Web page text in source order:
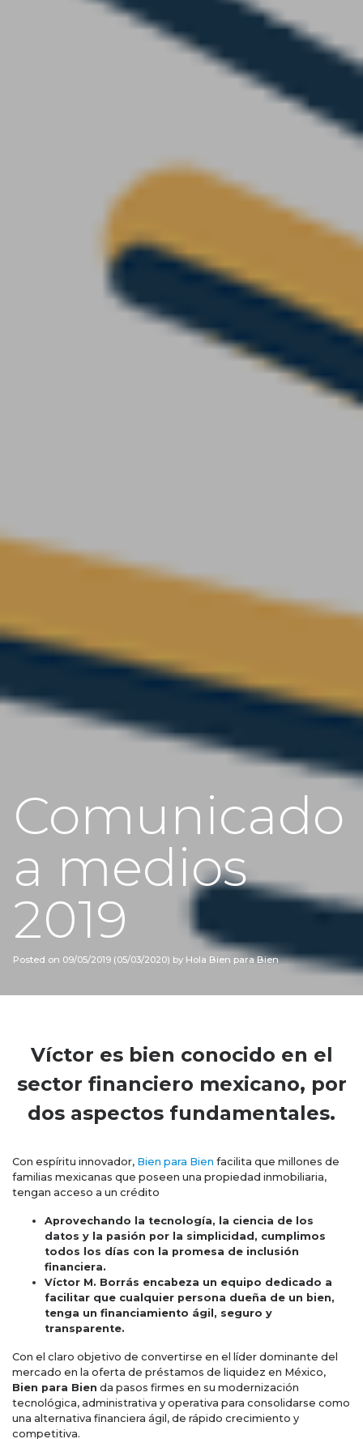
Comunicado
a medios
2019
Posted on 09/05/2019 (05/03/2020) by Hola Bien para Bien
Víctor es bien conocido en el
sector financiero mexicano, por
dos aspectos fundamentales.
Con espíritu innovador, Bien para Bien facilita que millones de
familias mexicanas que poseen una propiedad inmobiliaria,
tengan acceso a un crédito
Aprovechando la tecnología, la ciencia de los
datos y la pasión por la simplicidad, cumplimos
todos los días con la promesa de inclusión
financiera.
Víctor M. Borrás encabeza un equipo dedicado a
facilitar que cualquier persona dueña de un bien,
tenga un financiamiento ágil, seguro y
transparente.
Con el claro objetivo de convertirse en el líder dominante del
mercado en la oferta de préstamos de liquidez en México,
Bien para Bien da pasos firmes en su modernización
tecnológica, administrativa y operativa para consolidarse como
una alternativa financiera ágil, de rápido crecimiento y
competitiva.